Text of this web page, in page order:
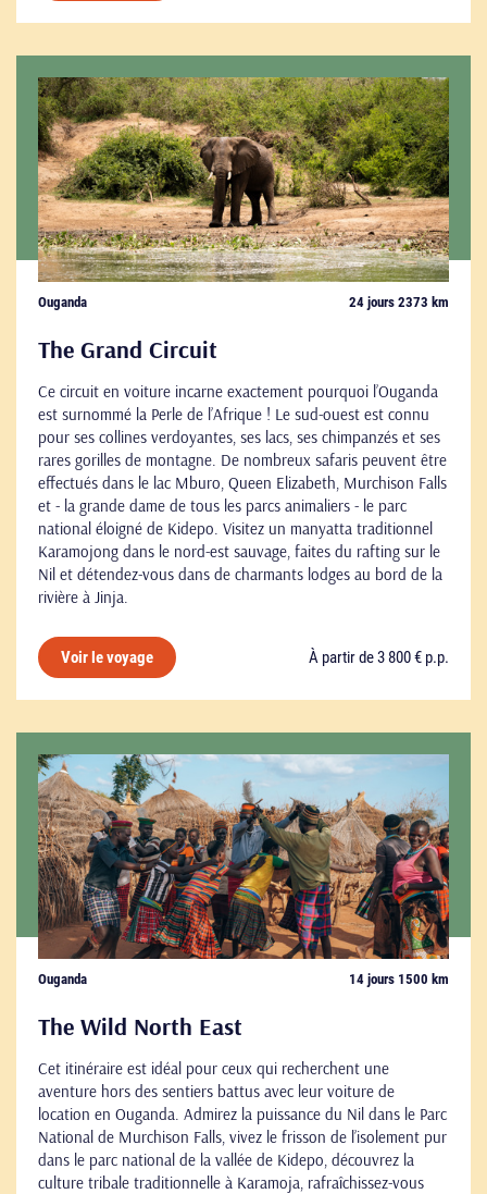
Ouganda 24 jours 2373 km
The Grand Circuit
Ce circuit en voiture incarne exactement pourquoi l’Ouganda
est surnommé la Perle de l’Afrique ! Le sud-ouest est connu
pour ses collines verdoyantes, ses lacs, ses chimpanzés et ses
rares gorilles de montagne. De nombreux safaris peuvent être
effectués dans le lac Mburo, Queen Elizabeth, Murchison Falls
et - la grande dame de tous les parcs animaliers - le parc
national éloigné de Kidepo. Visitez un manyatta traditionnel
Karamojong dans le nord-est sauvage, faites du rafting sur le
Nil et détendez-vous dans de charmants lodges au bord de la
rivière à Jinja.
Voir le voyage À partir de 3 800 € p.p.
Ouganda 14 jours 1500 km
The Wild North East
Cet itinéraire est idéal pour ceux qui recherchent une
aventure hors des sentiers battus avec leur voiture de
location en Ouganda. Admirez la puissance du Nil dans le Parc
National de Murchison Falls, vivez le frisson de l’isolement pur
dans le parc national de la vallée de Kidepo, découvrez la
culture tribale traditionnelle à Karamoja, rafraîchissez-vous